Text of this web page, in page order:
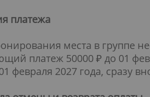
платежа
места в группе
платеж 50000 ₽ до 01
февраля 2027 года, сразу